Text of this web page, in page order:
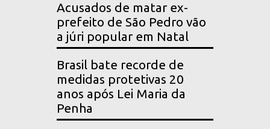
Acusados de matar ex-
prefeito de São Pedro vão
a júri popular em Natal
Brasil bate recorde de
medidas protetivas 20
anos após Lei Maria da
Penha